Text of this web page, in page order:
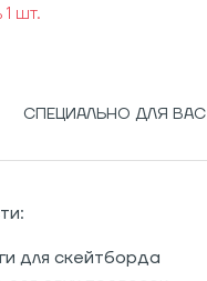
шт.
СПЕЦИАЛЬНО ДЛЯ ВАС
для скейтборда